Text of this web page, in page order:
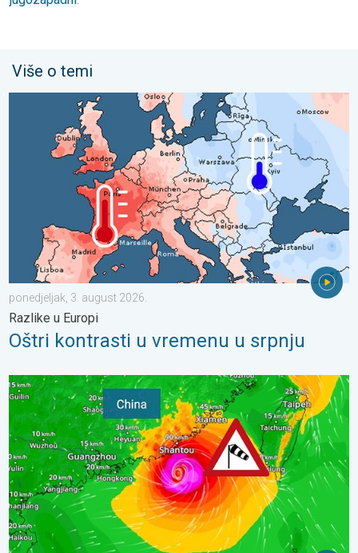
Više o temi
Oštri kontrasti u vremenu u srpnju. Razlike u Europi. . .
ponedjeljak, 3. august 2026.
Razlike u Europi
Oštri kontrasti u vremenu u srpnju
Upozorenje na tajfun za Kinu. Do 500 litara kiše. . . petak, 24.